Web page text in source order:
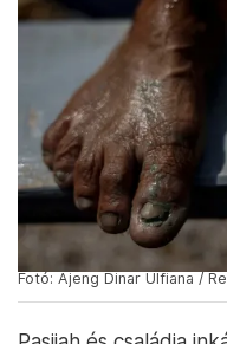
Fotó: Ajeng Dinar Ulfiana /